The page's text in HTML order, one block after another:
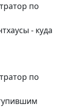
по
- куда
по